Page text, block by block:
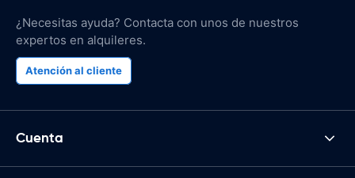
¿Necesitas ayuda? Contacta con unos de nuestros
expertos en alquileres.
Atención al cliente
Cuenta